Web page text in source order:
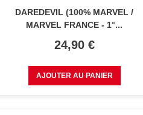
DAREDEVIL (100% MARVEL /
MARVEL FRANCE - 1°...
Prix
24,90 €
AJOUTER AU PANIER